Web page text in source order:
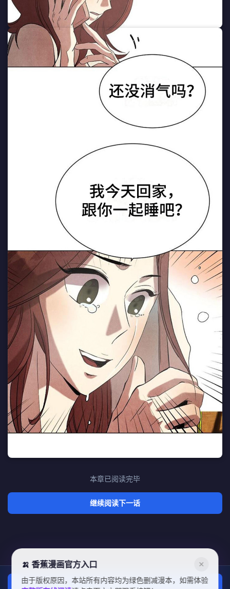
本章已阅读完毕
继续阅读下一话
上一话
🍌 香蕉漫画官方入口 ✕
由于版权原因，本站所有内容均为绿色删减漫本，如需体验